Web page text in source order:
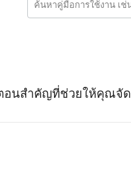
ตอนสำคัญที่ช่วยให้คุณจั